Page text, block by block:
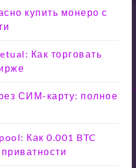
купить монеро с
Как торговать
СИМ-карту: полное
Как 0.001 BTC